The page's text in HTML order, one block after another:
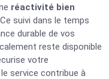
réactivité bien
suivi dans le temps
durable de vos
reste disponible
votre
service contribue à